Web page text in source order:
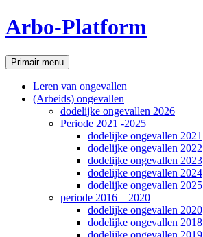
Ga
naar
inhoud
Arbo-Platform
Zoeken
Primair menu
Leren van ongevallen
(Arbeids) ongevallen
dodelijke ongevallen 2026
Periode 2021 -2025
dodelijke ongevallen 2021
dodelijke ongevallen 2022
dodelijke ongevallen 2023
dodelijke ongevallen 2024
dodelijke ongevallen 2025
periode 2016 – 2020
dodelijke ongevallen 2020
dodelijke ongevallen 2018
dodelijke ongevallen 2019